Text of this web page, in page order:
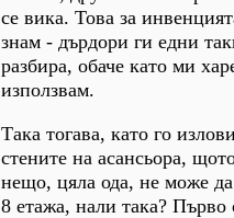
се вика. Това за
знам - дърдори ги едни
разбира, обаче като ми
използвам.
Така тогава, като го
стените на асансьора,
нещо, цяла ода, не може
8 етажа, нали така? Първо